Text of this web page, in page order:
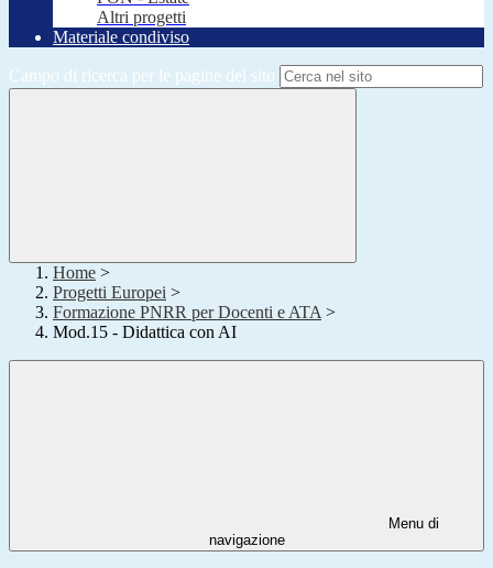
Altri progetti
Materiale condiviso
Campo di ricerca per le pagine del sito
Home >
Progetti Europei >
Formazione PNRR per Docenti e ATA >
Mod.15 - Didattica con AI
Menu di
navigazione